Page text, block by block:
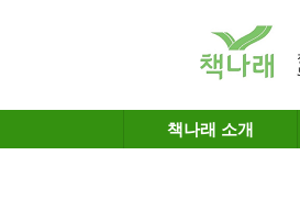
책나래 소개